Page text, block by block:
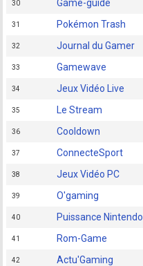
30 Game-guide
31 Pokémon Trash
32 Journal du Gamer
33 Gamewave
34 Jeux Vidéo Live
35 Le Stream
36 Cooldown
37 ConnecteSport
38 Jeux Vidéo PC
39 O'gaming
40 Puissance Nintendo
41 Rom-Game
42 Actu'Gaming